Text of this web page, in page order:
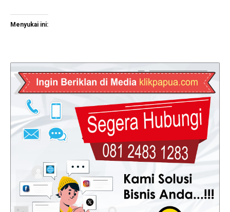
Menyukai ini: